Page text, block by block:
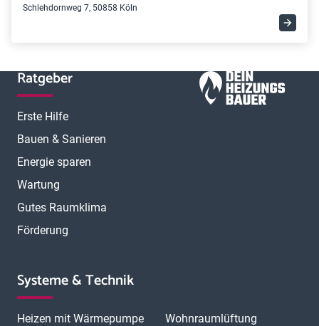
Schlehdornweg 7, 50858 Köln
Ratgeber
Erste Hilfe
Bauen & Sanieren
Energie sparen
Wartung
Gutes Raumklima
Förderung
Systeme & Technik
Heizen mit Wärmepumpe
Wohnraumlüftung